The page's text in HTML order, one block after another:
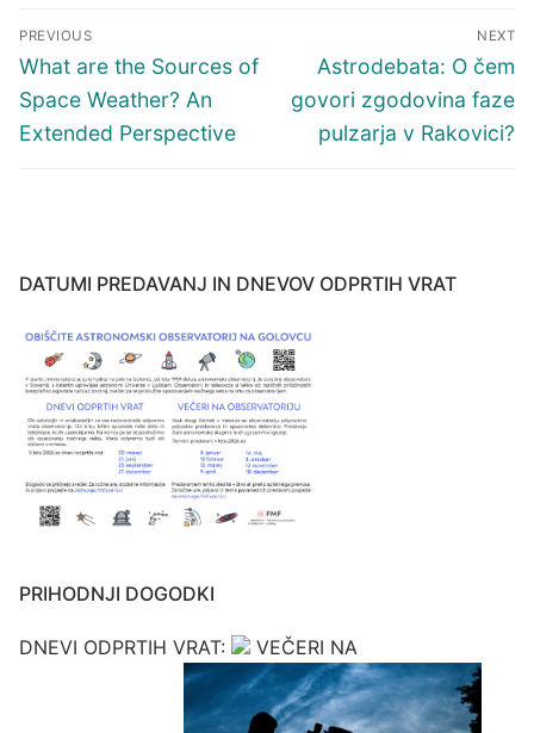
Navigacija
prispevka
PREVIOUS
Previous
post:
What are the Sources of
Space Weather? An
Extended Perspective
NEXT
Next
post:
Astrodebata: O čem
govori zgodovina faze
pulzarja v Rakovici?
DATUMI PREDAVANJ IN DNEVOV ODPRTIH VRAT
PRIHODNJI DOGODKI
DNEVI ODPRTIH VRAT: VEČERI NA